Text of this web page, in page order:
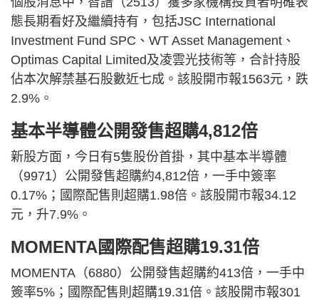
態長期看好及繼續持有，包括JSC International
Investment Fund SPC、WT Asset Management、
Optimas Capital Limited及凌雲光技術等，合計持股
佔本次解禁基石股數近七成。該股開市報1563元，跌
2.9%。
基本半導體公開發售超購4,812倍
新股方面，今日有5隻股份首掛，其中基本半導體
（9971）公開發售超購約4,812倍，一手中簽率
0.17%；國際配售則超購1.98倍。該股開市報34.12
元，升7.9%。
MOMENTA國際配售超購19.31倍
MOMENTA（6880）公開發售超購約413倍，一手中
簽率5%；國際配售則超購19.31倍。該股開市報301